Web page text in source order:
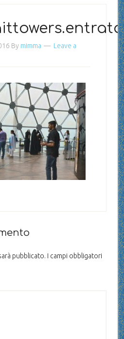
By mimma
Leave a
pubblicato. I campi obbligatori